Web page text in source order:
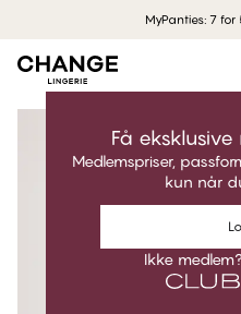
MyPanties: 7 for
Få
Medlemspriser,
kun når
Ikke medlem?